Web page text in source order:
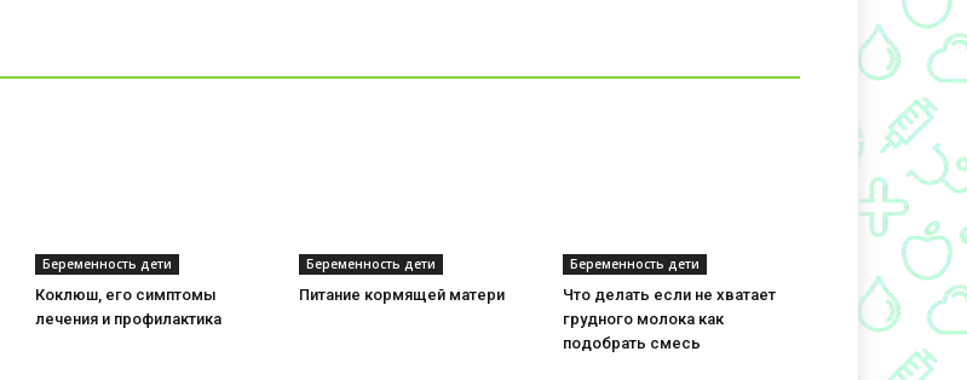
Беременность дети
Коклюш, его симптомы
лечения и профилактика
Беременность дети
Питание кормящей матери
Беременность дети
Что делать если не хватает
грудного молока как
подобрать смесь